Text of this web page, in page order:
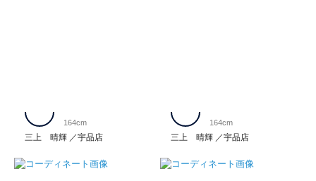
三上 晴輝 宇品店
164cm
三上 晴輝 宇品店
164cm